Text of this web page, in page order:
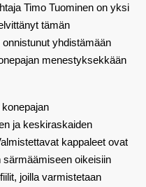
Timo Tuominen on yksi
tämän
yhdistämään
menestyksekkään
ja keskiraskaiden
kappaleet ovat
särmäämiseen oikeisiin
joilla varmistetaan